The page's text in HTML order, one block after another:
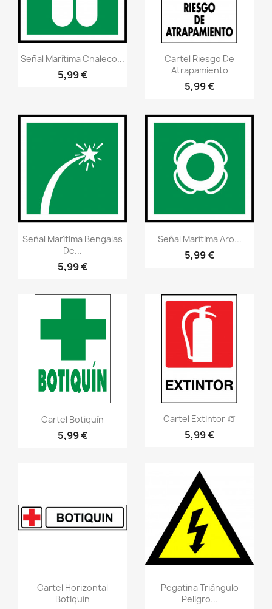
visibility Vistazo rápido
Señal Marítima Chaleco...
5,99 €
visibilityVistazo rápido
Cartel Riesgo De
Atrapamiento
5,99 €
visibility Vistazo rápido
Señal Marítima Bengalas
De...
5,99 €
visibilityVistazo rápido
Señal Marítima Aro...
5,99 €
visibilityVistazo rápido
Cartel Botiquín
5,99 €
visibilityVistazo rápido
Cartel Extintor 🧯
5,99 €
visibilityVistazo rápido
Cartel Horizontal
Botiquín
visibilityVistazo rápido
Pegatina Triángulo
Peligro...